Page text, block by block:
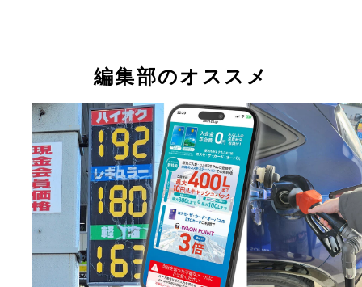
【dカード GOLD（年会費／1万1000円）】ドコモ
料金プラン「eximoポイ活」に本カードを支払い設
ことで、カード決済時はdポイントが最大11％還元
上限：月5000円）。この還元率は終了時期未定の
ペーン限定ですが、コンビニやレストランなど各
いも対象。ドコモの通信料金は10％還元
【au PAY ゴールドカード（年会費／1万1000円）】
通信料金プランである「auマネ活プラン＋」の支
設定することでPontaポイントが5％還元（還元上
1500円）。こちらも各種決済が対象となり、auの
金は10％還元。新規入会＆利用特典で最大2万ポイ
プレゼントされる超得キャンペーンを開催中
【セブンカード・プラス（年会費／無料）】
ントが最大13％還元となる高還元クレカ。今なら
3100ポイント獲得できる新入会キャンペーンも強
ブン＆アイグループ以外に、JCB加盟店の支払い
イントを獲得できる
【ローソンPontaプラス（年会費／無料）】ローソ
お買い物でPontaポイントを最大6％還元。ローソ
でも1％還元という全方位で高還元なスペック。U-
やハウスクリーニングのおそうじ本舗の優待特典
【JQ CARD セゾンGOLD（年会費／1万1000円）
ン、ファミマ、ローソンで永久不滅ポイントを2.5
元。Netflixやディスニープラスなどの動画サブスク
2.5％還元。さらにアマゾンや携帯料金も1.5％還元
仕様！
【セゾンパール・アメリカン・エキスプレス?・カ
（年会費／年1回の利用で無料）】本カードをスマ
QUICPayで決済することでコンビニやファミレス
ストフードなどどこでも2％還元。新規入会キャン
では8000円相当のポイントを進呈！
【三井住友カード（年会費／無料）】セブン、ロ
ン、セイコーマートなどでのお買い物が通常7％還
在、セブンで開催中のキャンペーンでは最大10％
吉野家、サイゼリヤ、ガストも常時7％還元です！
【三菱UFJカード（年会費／無料）】各種条件をク
した場合は、セブンとローソンで1000円につきグ
ルポイントを最大15％還元。通常でも5.5％還元。
会キャンペーンでは、最大1万円相当のポイントを
【SAISON GOLD Premium（年会費／1万1000円）
ン、ローソン、マクドナルド、スターバックスな
永久不滅ポイントを最大5％還元。最高1000万円の
海外旅行傷害保険、空港ラウンジ無料の付帯特典
です！
編集部のオススメ